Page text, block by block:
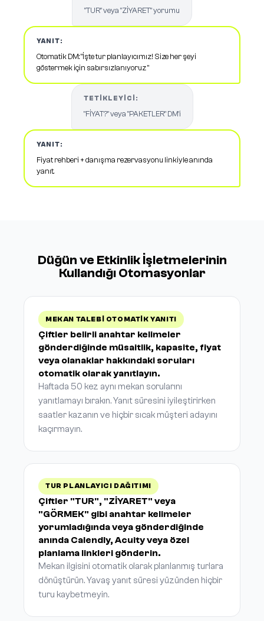
"TUR" veya "ZİYARET" yorumu
YANIT:
Otomatik DM: "İşte tur planlayıcımız! Size her şeyi
göstermek için sabırsızlanıyoruz "
TETIKLEYICI:
"FİYAT?" veya "PAKETLER" DM'i
YANIT:
Fiyat rehberi + danışma rezervasyonu linkiyle anında
yanıt.
Düğün ve Etkinlik İşletmelerinin
Kullandığı Otomasyonlar
MEKAN TALEBI OTOMATIK YANITI
Çiftler belirli anahtar kelimeler
gönderdiğinde müsaitlik, kapasite, fiyat
veya olanaklar hakkındaki soruları
otomatik olarak yanıtlayın.
Haftada 50 kez aynı mekan sorularını
yanıtlamayı bırakın. Yanıt süresini iyileştirirken
saatler kazanın ve hiçbir sıcak müşteri adayını
kaçırmayın.
TUR PLANLAYICI DAĞITIMI
Çiftler "TUR", "ZİYARET" veya
"GÖRMEK" gibi anahtar kelimeler
yorumladığında veya gönderdiğinde
anında Calendly, Acuity veya özel
planlama linkleri gönderin.
Mekan ilgisini otomatik olarak planlanmış turlara
dönüştürün. Yavaş yanıt süresi yüzünden hiçbir
turu kaybetmeyin.